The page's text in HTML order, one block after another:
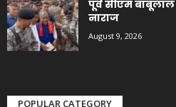
पूर्व सीएम बाबूलाल
नाराज
August 9, 2026
POPULAR CATEGORY